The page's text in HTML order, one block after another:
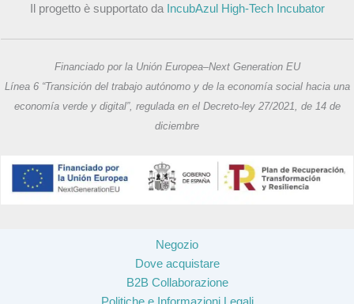
Il progetto è supportato da IncubAzul High-Tech Incubator
Financiado por la Unión Europea–Next Generation EU
Línea 6 “Transición del trabajo autónomo y de la economía social hacia una
economía verde y digital”, regulada en el Decreto-ley 27/2021, de 14 de
diciembre
Negozio
Dove acquistare
B2B Collaborazione